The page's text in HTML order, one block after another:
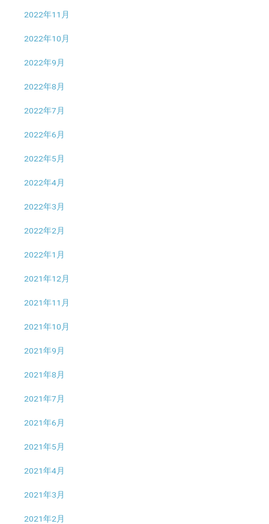
2022年11月
2022年10月
2022年9月
2022年8月
2022年7月
2022年6月
2022年5月
2022年4月
2022年3月
2022年2月
2022年1月
2021年12月
2021年11月
2021年10月
2021年9月
2021年8月
2021年7月
2021年6月
2021年5月
2021年4月
2021年3月
2021年2月